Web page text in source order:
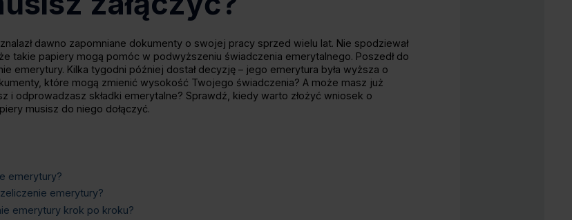
dawno zapomniane dokumenty o swojej pracy sprzed wielu lat. Nie spodziewał
takie papiery mogą pomóc w podwyższeniu świadczenia emerytalnego. Poszedł do
emerytury. Kilka tygodni później dostał decyzję – jego emerytura była wyższa o
które mogą zmienić wysokość Twojego świadczenia? A może masz już
i odprowadzasz składki emerytalne? Sprawdź, kiedy warto złożyć wniosek o
musisz do niego dołączyć.
emerytury?
emerytury?
emerytury krok po kroku?